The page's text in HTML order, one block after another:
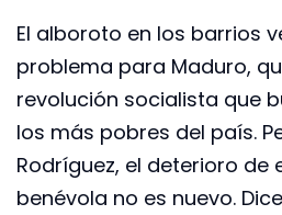
El alboroto en los barrios
problema para Maduro,
revolución socialista que
los más pobres del país.
Rodríguez, el deterioro de
benévola no es nuevo.